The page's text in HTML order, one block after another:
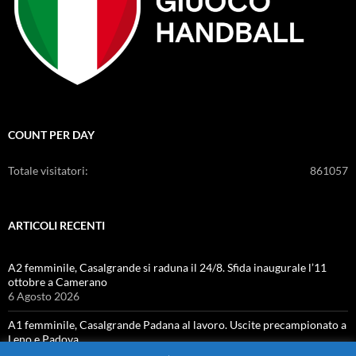
COUNT PER DAY
861057
Totale visitatori:
ARTICOLI RECENTI
A2 femminile, Casalgrande si raduna il 24/8. Sfida inaugurale l’11
ottobre a Camerano
6 Agosto 2026
A1 femminile, Casalgrande Padana al lavoro. Uscite precampionato a
Leno e Padova